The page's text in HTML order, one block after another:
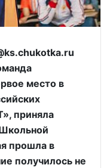
место в
приняла
прошла в
получилось не